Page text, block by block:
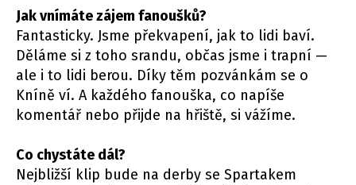
Jak vnímáte zájem fanoušků?
Fantasticky. Jsme překvapení, jak to lidi baví.
Děláme si z toho srandu, občas jsme i trapní —
ale i to lidi berou. Díky těm pozvánkám se o
Kníně ví. A každého fanouška, co napíše
komentář nebo přijde na hřiště, si vážíme.
Co chystáte dál?
Nejbližší klip bude na derby se Spartakem